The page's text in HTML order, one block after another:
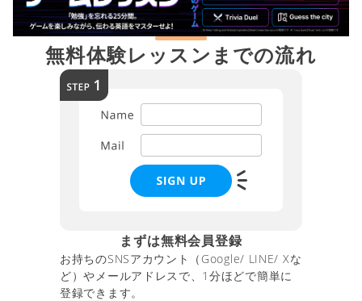
無料体験レッスンまでの流れ
まずは無料会員登録
お持ちのSNSアカウント（Google/ LINE/ Xな
ど）やメールアドレスで、1分ほどで簡単に
登録できます。